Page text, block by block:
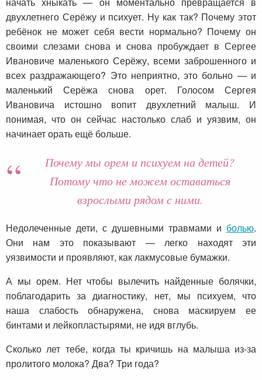
двухлетнего Серёжу и психует. Ну как так? Почему этот
ребёнок не может себя вести нормально? Почему он
своими слезами снова и снова пробуждает в Сергее
Ивановиче маленького Серёжу, всеми заброшенного и
всех раздражающего? Это неприятно, это больно — и
маленький Серёжа снова орет. Голосом Сергея
Ивановича истошно вопит двухлетний малыш. И
понимая, что он сейчас настолько слаб и уязвим, он
начинает орать ещё больше.
Почему мы орем и психуем на детей?
Потому что не можем оставаться
взрослыми рядом с ними.
Недолеченные дети, с душевными травмами и болью.
Они нам это показывают — легко находят эти
уязвимости и проявляют, как лакмусовые бумажки.
А мы орем. Нет чтобы вылечить найденные болячки,
поблагодарить за диагностику, нет, мы психуем, что
наша слабость обнаружена, снова маскируем ее
бинтами и лейкопластырями, не идя вглубь.
Сколько лет тебе, когда ты кричишь на малыша из-за
пролитого молока? Два? Три года?